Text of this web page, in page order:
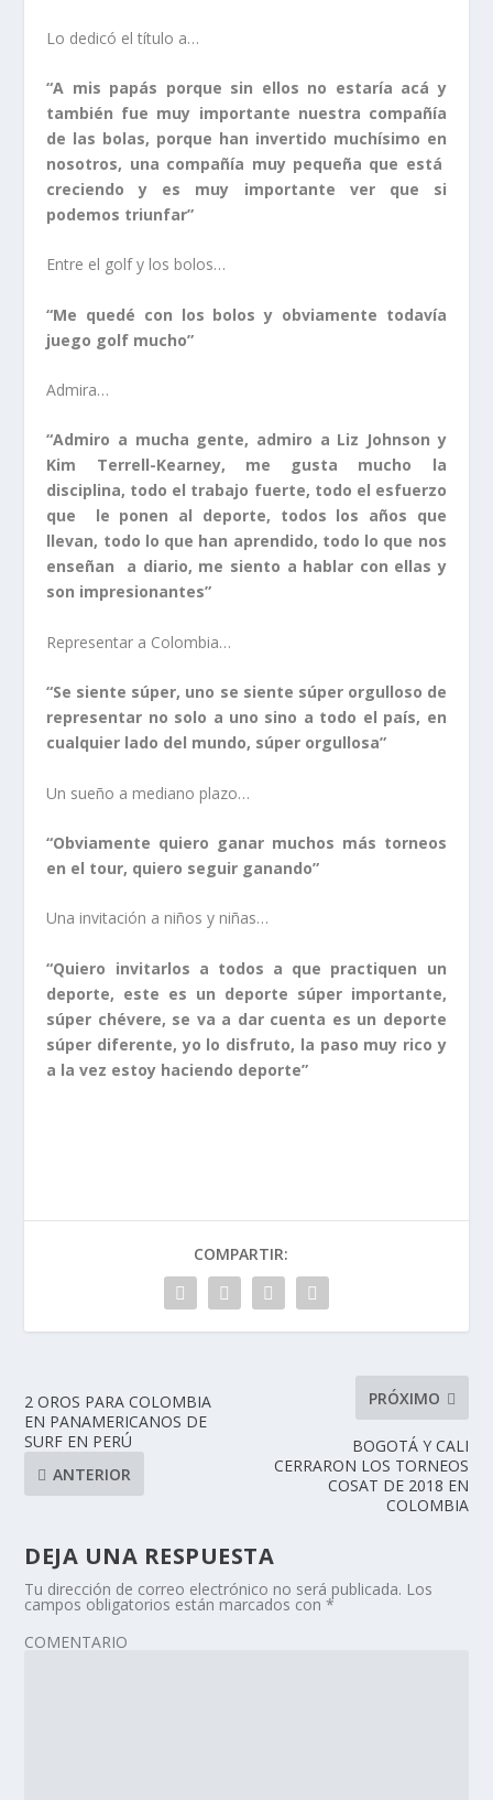
Lo dedicó el título a…
“A mis papás porque sin ellos no estaría acá y
también fue muy importante nuestra compañía
de las bolas, porque han invertido muchísimo en
nosotros, una compañía muy pequeña que está
creciendo y es muy importante ver que si
podemos triunfar”
Entre el golf y los bolos…
“Me quedé con los bolos y obviamente todavía
juego golf mucho”
Admira…
“Admiro a mucha gente, admiro a Liz Johnson y
Kim Terrell-Kearney, me gusta mucho la
disciplina, todo el trabajo fuerte, todo el esfuerzo
que le ponen al deporte, todos los años que
llevan, todo lo que han aprendido, todo lo que nos
enseñan a diario, me siento a hablar con ellas y
son impresionantes”
Representar a Colombia…
“Se siente súper, uno se siente súper orgulloso de
representar no solo a uno sino a todo el país, en
cualquier lado del mundo, súper orgullosa”
Un sueño a mediano plazo…
“Obviamente quiero ganar muchos más torneos
en el tour, quiero seguir ganando”
Una invitación a niños y niñas…
“Quiero invitarlos a todos a que practiquen un
deporte, este es un deporte súper importante,
súper chévere, se va a dar cuenta es un deporte
súper diferente, yo lo disfruto, la paso muy rico y
a la vez estoy haciendo deporte”
COMPARTIR:
2 OROS PARA COLOMBIA
EN PANAMERICANOS DE
SURF EN PERÚ
ANTERIOR
PRÓXIMO
BOGOTÁ Y CALI
CERRARON LOS TORNEOS
COSAT DE 2018 EN
COLOMBIA
DEJA UNA RESPUESTA
Tu dirección de correo electrónico no será publicada. Los
campos obligatorios están marcados con*
COMENTARIO